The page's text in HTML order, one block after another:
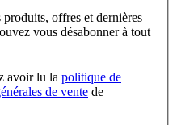
offres et dernières
vous désabonner à tout
avoir lu la politique de
de vente de